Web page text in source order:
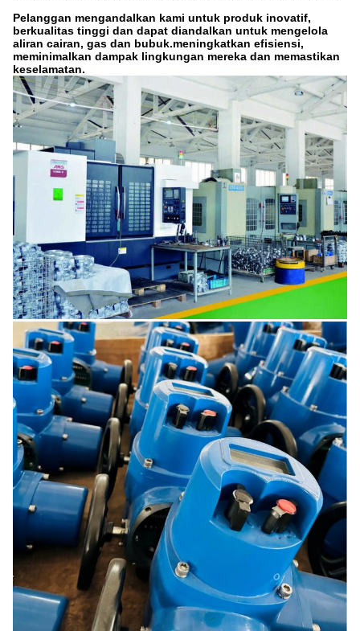
Pelanggan mengandalkan kami untuk produk inovatif,
berkualitas tinggi dan dapat diandalkan untuk mengelola
aliran cairan, gas dan bubuk.meningkatkan efisiensi,
meminimalkan dampak lingkungan mereka dan memastikan
keselamatan.